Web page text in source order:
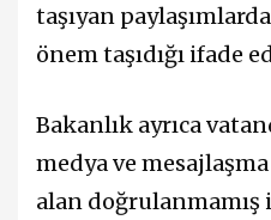
taşıyan
önem taşıdığı ifade
Bakanlık ayrıca
medya ve
alan